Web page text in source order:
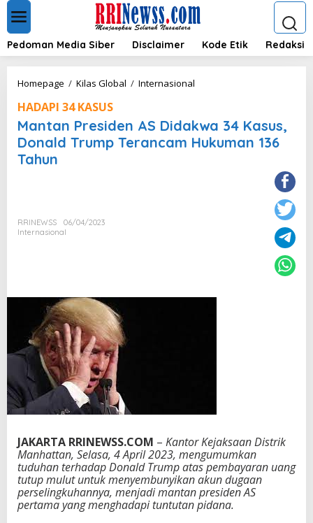
t
Pedoman Media Siber Disclaimer Kode Etik Redaksi
Homepage / Kilas Global / Internasional
t
a
n
i
s
,
D
o
n
a
HADAPI 34 KASUS
Mantan Presiden AS Didakwa 34 Kasus,
Donald Trump Terancam Hukuman 136
Tahun
RRINEWSS
06/04/2023
Internasional
JAKARTA RRINEWSS.COM – Kantor Kejaksaan Distrik
Manhattan, Selasa, 4 April 2023, mengumumkan
tuduhan terhadap Donald Trump atas pembayaran uang
tutup mulut untuk menyembunyikan akun dugaan
perselingkuhannya, menjadi mantan presiden AS
pertama yang menghadapi tuntutan pidana.